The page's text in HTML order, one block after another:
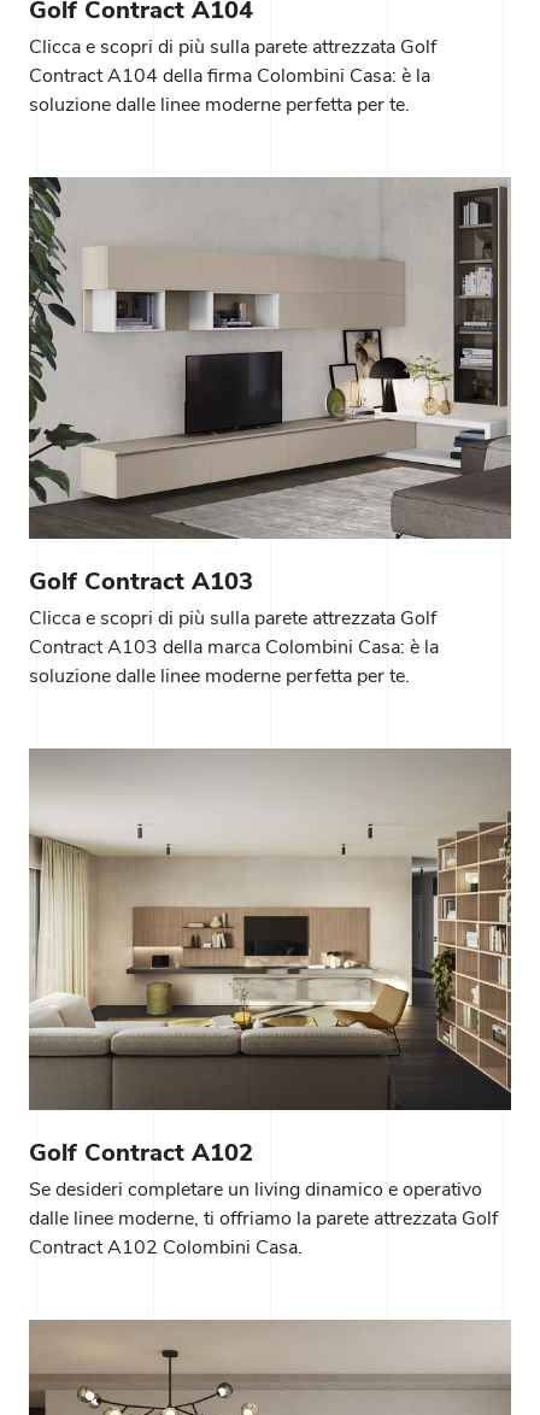
Golf Contract A104
Clicca e scopri di più sulla parete attrezzata Golf
Contract A104 della firma Colombini Casa: è la
soluzione dalle linee moderne perfetta per te.
Golf Contract A103
Clicca e scopri di più sulla parete attrezzata Golf
Contract A103 della marca Colombini Casa: è la
soluzione dalle linee moderne perfetta per te.
Golf Contract A102
Se desideri completare un living dinamico e operativo
dalle linee moderne, ti offriamo la parete attrezzata Golf
Contract A102 Colombini Casa.